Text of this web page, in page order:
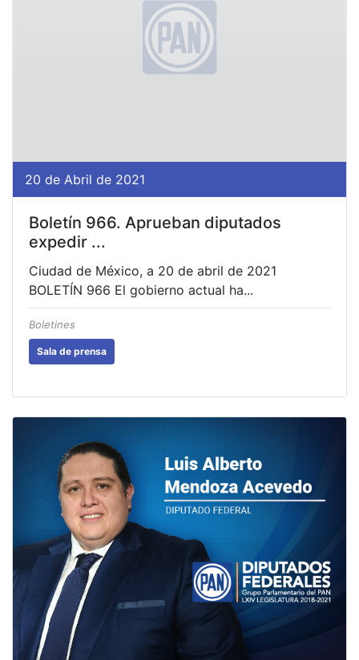
20 de Abril de 2021
Boletín 966. Aprueban diputados
expedir ...
Ciudad de México, a 20 de abril de 2021
BOLETÍN 966 El gobierno actual ha...
Boletines
Sala de prensa